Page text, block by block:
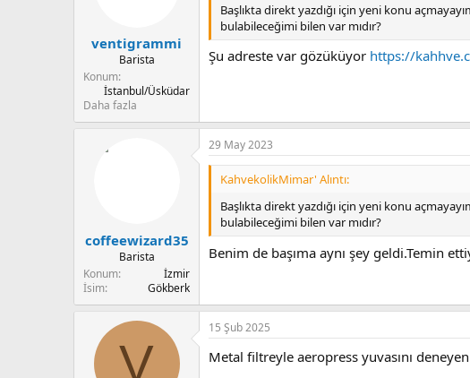
ventigrammi
Barista
Konum
İstanbul/Üsküdar
Daha fazla
Başlıkta direkt yazdığı için yeni konu
bulabileceğimi bilen var mıdır?
Şu adreste var gözüküyor https://
coffeewizard35
Barista
Konum
İzmir
İsim
Gökberk
29 May 2023
KahvekolikMimar' Alıntı:
Başlıkta direkt yazdığı için yeni konu
bulabileceğimi bilen var mıdır?
Benim de başıma aynı şey geldi.Temin
V
15 Şub 2025
Metal filtreyle aeropress yuvasını